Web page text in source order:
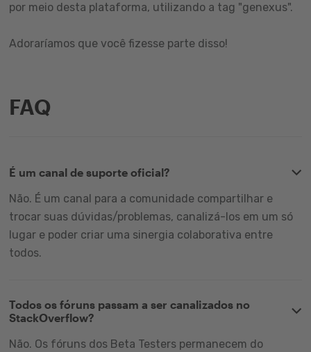
por meio desta plataforma, utilizando a tag "genexus".
Adoraríamos que você fizesse parte disso!
FAQ
É um canal de suporte oficial?
Não. É um canal para a comunidade compartilhar e
trocar suas dúvidas/problemas, canalizá-los em um só
lugar e poder criar uma sinergia colaborativa entre
todos.
Todos os fóruns passam a ser canalizados no
StackOverflow?
Não. Os fóruns dos Beta Testers permanecem do